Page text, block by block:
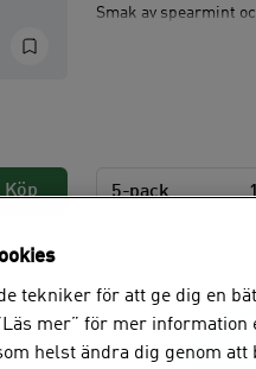
Köp
Smak av spearmint
5-pack
tekniker för att ge dig en
mer” för mer
helst ändra dig genom att